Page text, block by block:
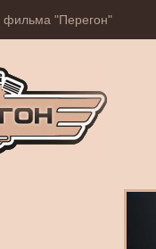
фильма "Перегон"